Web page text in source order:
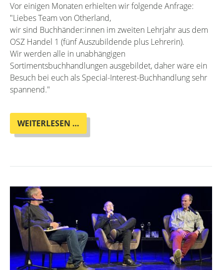
Vor einigen Monaten erhielten wir folgende Anfrage:
"Liebes Team von Otherland,
wir sind Buchhänder:innen im zweiten Lehrjahr aus dem
OSZ Handel 1 (fünf Auszubildende plus Lehrerin).
Wir werden alle in unabhängigen
Sortimentsbuchhandlungen ausgebildet, daher wäre ein
Besuch bei euch als Special-Interest-Buchhandlung sehr
spannend."
WEITERLESEN …
ZU
IM
LEHRJAHR
DEM
OSZ
HANDEL
1